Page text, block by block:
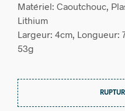
Matériel: Caoutchouc,
Lithium
Largeur: 4cm, Longueur:
53g